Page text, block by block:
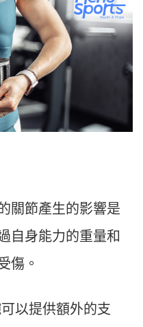
關節產生的影響是
自身能力的重量和
傷。
以提供額外的支